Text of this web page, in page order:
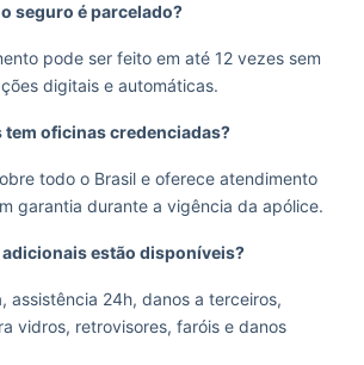
seguro é parcelado?
pode ser feito em até 12 vezes sem
digitais e automáticas.
tem oficinas credenciadas?
todo o Brasil e oferece atendimento
garantia durante a vigência da apólice.
estão disponíveis?
assistência 24h, danos a terceiros,
vidros, retrovisores, faróis e danos